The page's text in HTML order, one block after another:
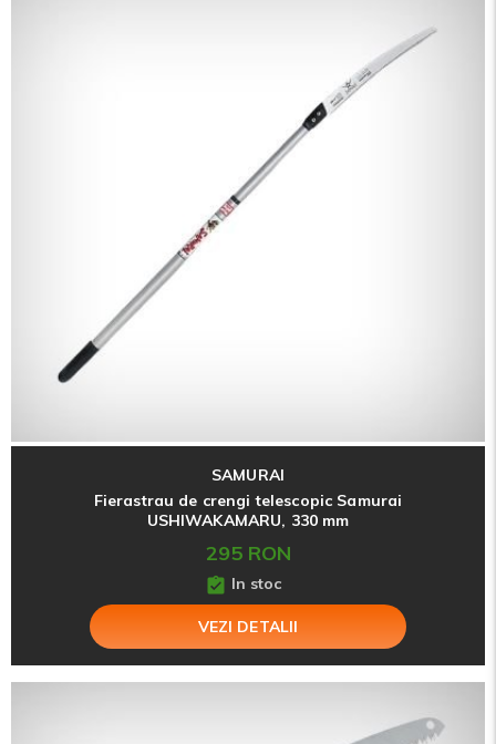
SAMURAI
Fierastrau de crengi telescopic Samurai
USHIWAKAMARU, 330 mm
295 RON
In stoc
VEZI DETALII